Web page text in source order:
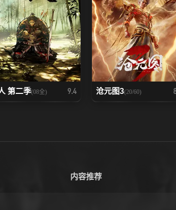
第二季(08全) 9.4 沧元图3(20/60)
内容推荐